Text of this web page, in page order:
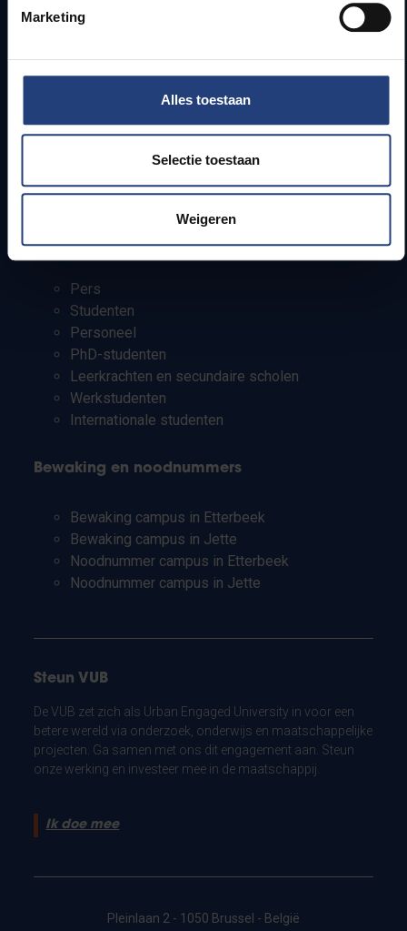
Marketing
Alles toestaan
Selectie toestaan
Weigeren
Webmail
Lesroosters
Onderzoeksgroepen
Campusfaciliteiten
Pers
Studenten
Personeel
PhD-studenten
Leerkrachten en secundaire scholen
Werkstudenten
Internationale studenten
Bewaking en noodnummers
Bewaking campus in Etterbeek
Bewaking campus in Jette
Noodnummer campus in Etterbeek
Noodnummer campus in Jette
Steun VUB
De VUB zet zich als Urban Engaged University in voor een
betere wereld via onderzoek, onderwijs en maatschappelijke
projecten. Ga samen met ons dit engagement aan. Steun
onze werking en investeer mee in de maatschappij.
Ik doe mee
Pleinlaan 2 - 1050 Brussel - België